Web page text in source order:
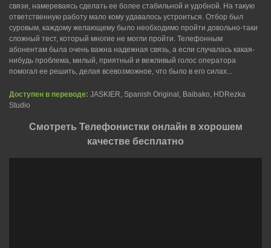
связи, намереваясь сделать ее более стабильной и удобной. На такую
ответственную работу мало кому удавалось устроиться. Отбор был
суровым, каждому желающему было необходимо пройти довольно-таки
сложный тест, который многие не могли пройти. Телефонным
абонентам была очень важна надежная связь, а если случалась какая-
нибудь проблема, милый, приятный и вежливый голос оператора
помогал ее решить, делая всевозможное, что было в его силах...
Доступен в переводе: JASKIER, Spanish Original, Baibako, HDRezka
Studio
Смотреть Телефонистки онлайн в хорошем
качестве бесплатно